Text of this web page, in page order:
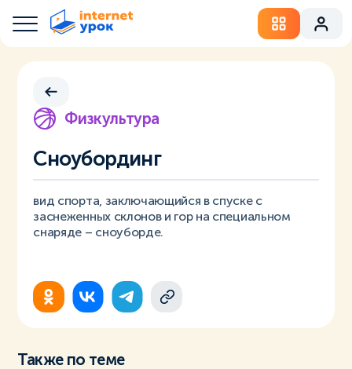
Физкультура
Сноубординг
вид спорта, заключающийся в спуске с
заснеженных склонов и гор на специальном
снаряде – сноуборде.
Также по теме